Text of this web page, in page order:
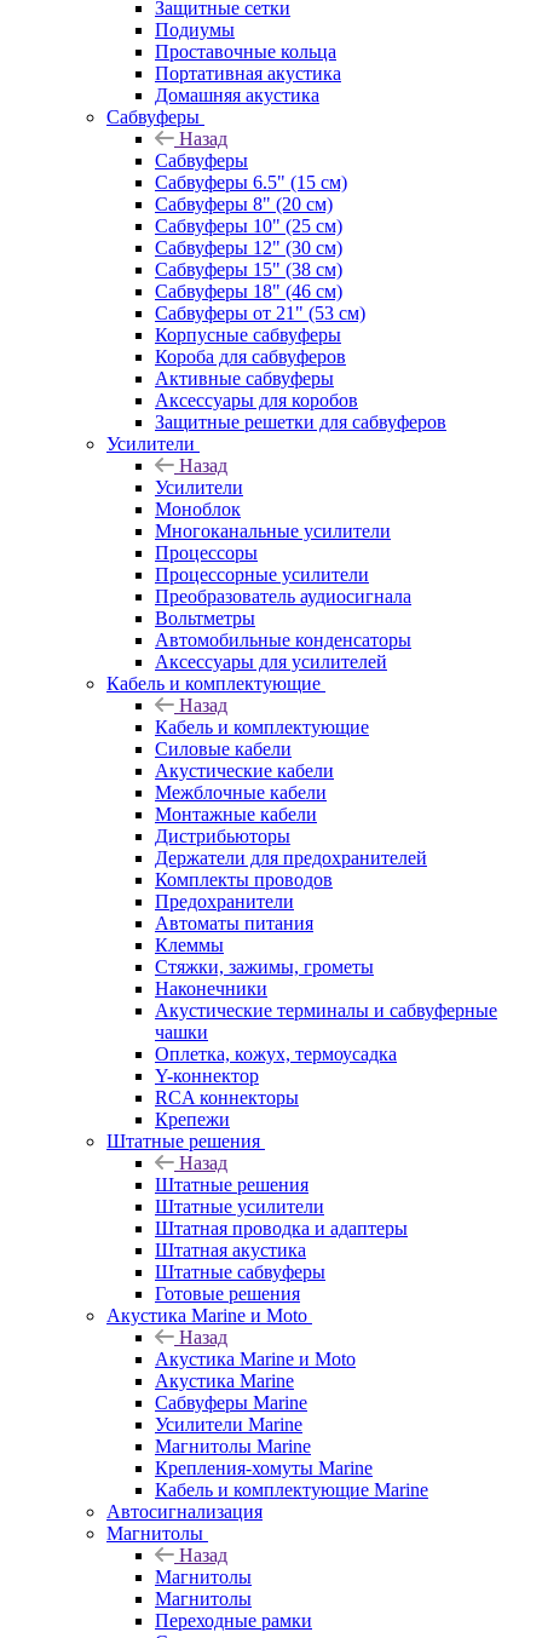
Защитные сетки
Подиумы
Проставочные кольца
Портативная акустика
Домашняя акустика
Сабвуферы
Назад
Сабвуферы
Сабвуферы 6.5" (15 см)
Сабвуферы 8" (20 см)
Сабвуферы 10" (25 см)
Сабвуферы 12" (30 см)
Сабвуферы 15" (38 см)
Сабвуферы 18" (46 см)
Сабвуферы от 21" (53 см)
Корпусные сабвуферы
Короба для сабвуферов
Активные сабвуферы
Аксессуары для коробов
Защитные решетки для сабвуферов
Усилители
Назад
Усилители
Моноблок
Многоканальные усилители
Процессоры
Процессорные усилители
Преобразователь аудиосигнала
Вольтметры
Автомобильные конденсаторы
Аксессуары для усилителей
Кабель и комплектующие
Назад
Кабель и комплектующие
Силовые кабели
Акустические кабели
Межблочные кабели
Монтажные кабели
Дистрибьюторы
Держатели для предохранителей
Комплекты проводов
Предохранители
Автоматы питания
Клеммы
Стяжки, зажимы, грометы
Наконечники
Акустические терминалы и сабвуферные
чашки
Оплетка, кожух, термоусадка
Y-коннектор
RCA коннекторы
Крепежи
Штатные решения
Назад
Штатные решения
Штатные усилители
Штатная проводка и адаптеры
Штатная акустика
Штатные сабвуферы
Готовые решения
Акустика Marine и Moto
Назад
Акустика Marine и Moto
Акустика Marine
Сабвуферы Marine
Усилители Marine
Магнитолы Marine
Крепления-хомуты Marine
Кабель и комплектующие Marine
Автосигнализация
Магнитолы
Назад
Магнитолы
Магнитолы
Переходные рамки